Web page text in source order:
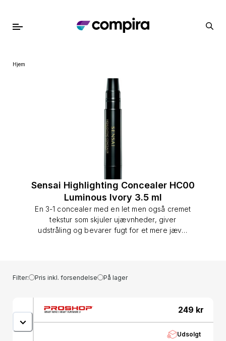
Hjem
Sensai Highlighting Concealer HC00
Luminous Ivory 3.5 ml
En 3-1 concealer med en let men også cremet
tekstur som skjuler ujævnheder, giver
udstråling og bevarer fugt for et mere jævnt
glød. -Blød og fleksibel pensel for enkel
påføring overalt i ansigtet. -Individuel
up" i løbet af dagen. Anvendelse: Skru den
ønskede mængde frem inden i applikatoren.
Påfør for at skjule eller lysne. Blend din
concealer ind i huden for et naturligt look.
Filter: Pris inkl. forsendelse På lager
249 kr
Udsolgt